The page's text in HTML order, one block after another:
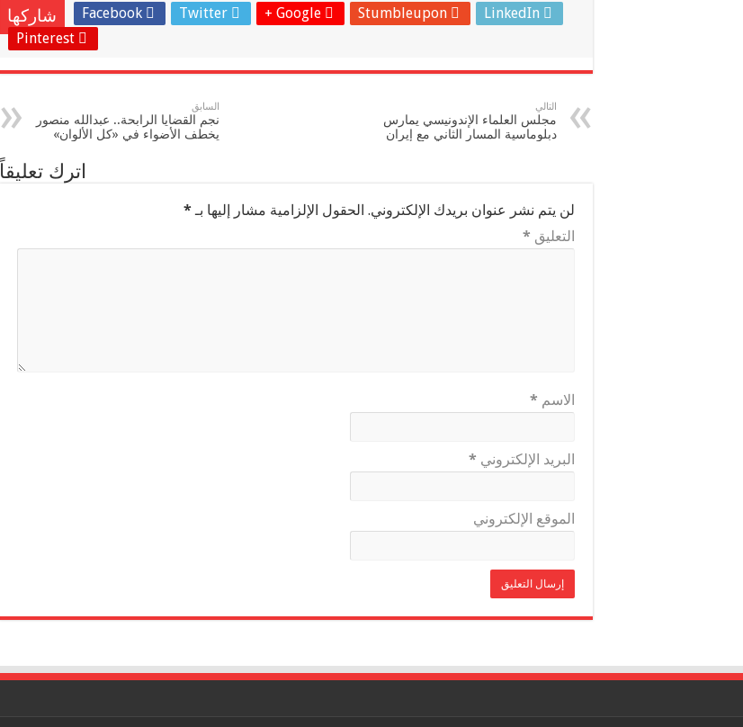
شاركها Facebook Twitter Google + Stumbleupon
LinkedIn
Pinterest
السابق
نجم القضايا الرابحة.. عبدالله منصور
يخطف الأضواء في «كل الألوان»
التالي
مجلس العلماء الإندونيسي يمارس
دبلوماسية المسار الثاني مع إيران
اترك تعليقاً
لن يتم نشر عنوان بريدك الإلكتروني. الحقول الإلزامية مشار إليها بـ*
التعليق *
الاسم *
البريد الإلكتروني *
الموقع الإلكتروني